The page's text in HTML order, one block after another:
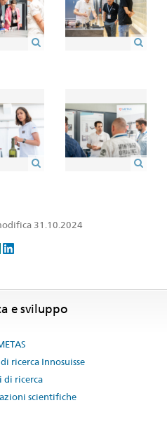
31.10.2024
e sviluppo
ricerca Innosuisse
di ricerca
scientifiche